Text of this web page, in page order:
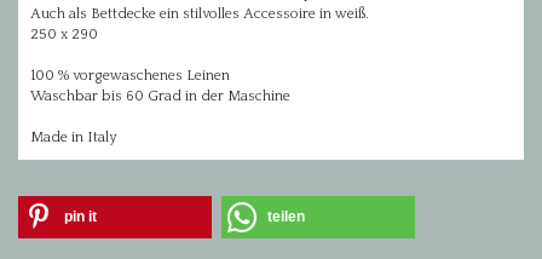
Auch als Bettdecke ein stilvolles Accessoire in weiß.
250 x 290
100 % vorgewaschenes Leinen
Waschbar bis 60 Grad in der Maschine
Made in Italy
pin it teilen